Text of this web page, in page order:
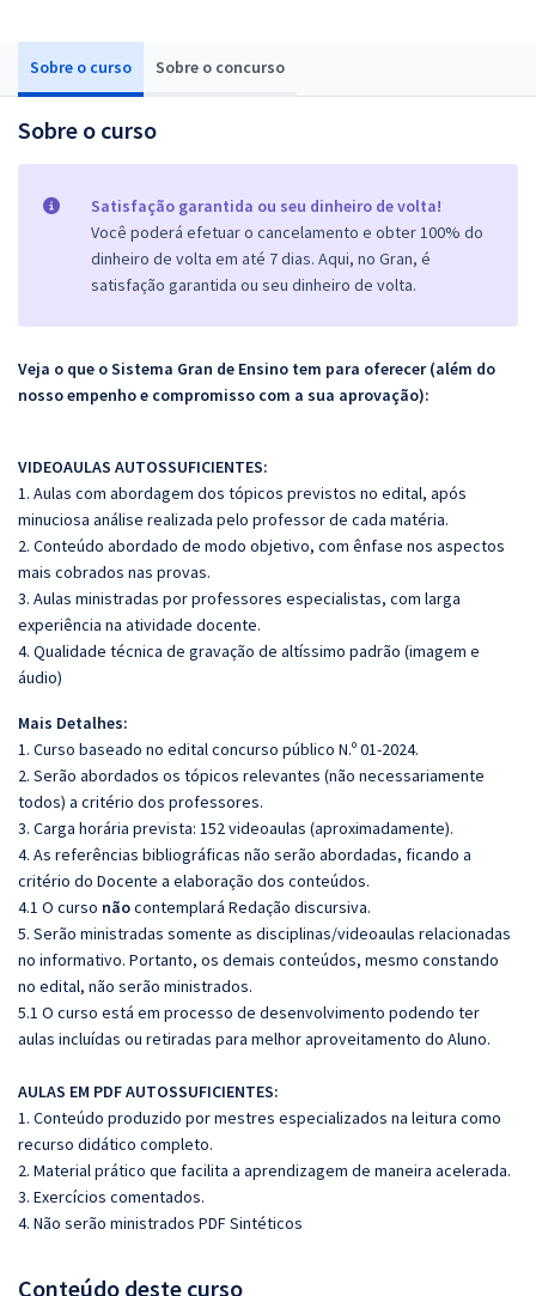
Sobre o curso Sobre o concurso
Sobre o curso
Satisfação garantida ou seu dinheiro de volta!
Você poderá efetuar o cancelamento e obter 100% do
dinheiro de volta em até 7 dias. Aqui, no Gran, é
satisfação garantida ou seu dinheiro de volta.
Veja o que o Sistema Gran de Ensino tem para oferecer (além do
nosso empenho e compromisso com a sua aprovação):
VIDEOAULAS AUTOSSUFICIENTES:
1. Aulas com abordagem dos tópicos previstos no edital, após
minuciosa análise realizada pelo professor de cada matéria.
2. Conteúdo abordado de modo objetivo, com ênfase nos aspectos
mais cobrados nas provas.
3. Aulas ministradas por professores especialistas, com larga
experiência na atividade docente.
4. Qualidade técnica de gravação de altíssimo padrão (imagem e
áudio)
Mais Detalhes:
1. Curso baseado no edital concurso público N.º 01-2024.
2. Serão abordados os tópicos relevantes (não necessariamente
todos) a critério dos professores.
3. Carga horária prevista: 152 videoaulas (aproximadamente).
4. As referências bibliográficas não serão abordadas, ficando a
critério do Docente a elaboração dos conteúdos.
4.1 O curso nãocontemplará Redação discursiva.
5. Serão ministradas somente as disciplinas/videoaulas relacionadas
no informativo. Portanto, os demais conteúdos, mesmo constando
no edital, não serão ministrados.
5.1 O curso está em processo de desenvolvimento podendo ter
aulas incluídas ou retiradas para melhor aproveitamento do Aluno.
AULAS EM PDF AUTOSSUFICIENTES:
1. Conteúdo produzido por mestres especializados na leitura como
recurso didático completo.
2. Material prático que facilita a aprendizagem de maneira acelerada.
3. Exercícios comentados.
4. Não serão ministrados PDF Sintéticos
Conteúdo deste curso